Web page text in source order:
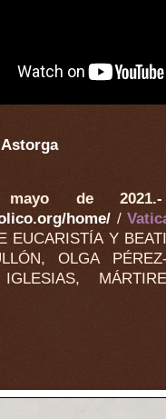
de 2021.-
home/ /
EUCARISTÍA Y
OLGA
IGLESIAS,
Prefecto de la